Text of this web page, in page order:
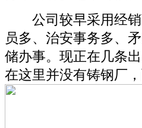
公司较早采用经销
员多、治安事务多、
储办事。现正在几条
在这里并没有铸钢厂